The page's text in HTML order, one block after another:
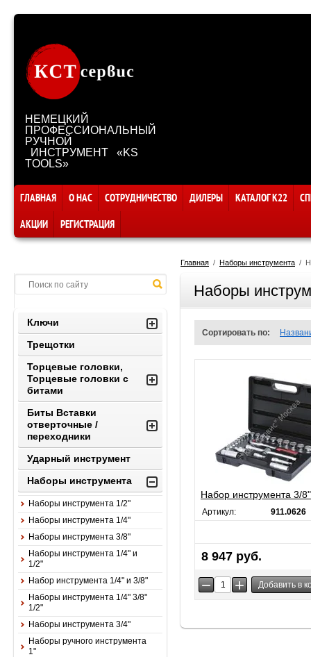
НЕМЕЦКИЙ
ПРОФЕССИОНАЛЬНЫЙ
РУЧНОЙ
ИНСТРУМЕНТ «KS
TOOLS»
ГЛАВНАЯ О НАС СОТРУДНИЧЕСТВО ДИЛЕРЫ КАТАЛОГ К22
АКЦИИ
РЕГИСТРАЦИЯ
Главная
  /
Наборы инструмента
/
Ключи
Трещотки
Торцевые головки,
Торцевые головки с
битами
Биты Вставки
отверточные /
переходники
Ударный инструмент
Наборы инструмента
Наборы инструмента 1/2"
Наборы инструмента 1/4"
Наборы инструмента 3/8"
Наборы инструмента 1/4" и
1/2"
Набор инструмента 1/4" и 3/8"
Наборы инструмента 1/4" 3/8"
1/2"
Наборы инструмента 3/4"
Наборы ручного инструмента
1"
Наборы
Сортировать по:
Набор инструмента 3/
Артикул: 911.0626
8 947 руб.
− +